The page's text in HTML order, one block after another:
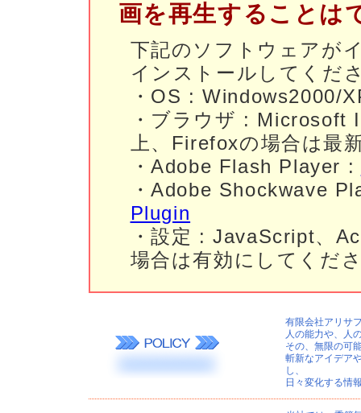
画を再生することは
下記のソフトウェアが
インストールしてくだ
・OS : Windows2000/
・ブラウザ : Microsoft
上、Firefoxの場合は最
・Adobe Flash Player :
・Adobe Shockwave
Plugin
・設定 : JavaScript、
場合は有効にしてくだ
有限会社アリサ
人の能力や、人
その、無限の可
斬新なアイデア
し、
日々変化する情